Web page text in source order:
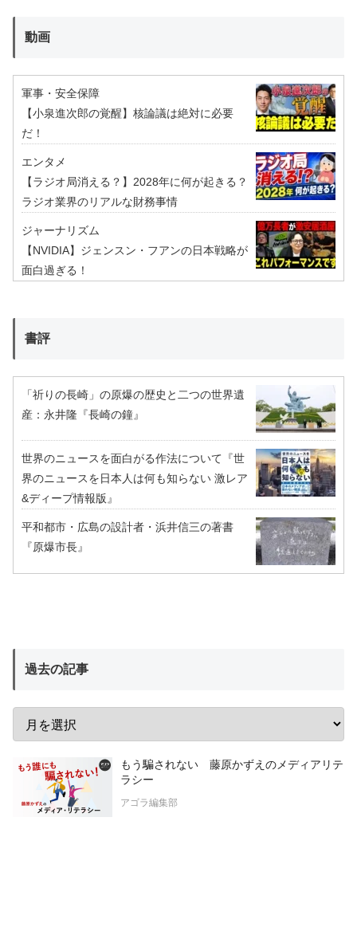
動画
軍事・安全保障
【小泉進次郎の覚醒】核論議は絶対に必要
だ！
エンタメ
【ラジオ局消える？】2028年に何が起きる？
ラジオ業界のリアルな財務事情
ジャーナリズム
【NVIDIA】ジェンスン・フアンの日本戦略が
面白過ぎる！
書評
「祈りの長崎」の原爆の歴史と二つの世界遺
産：永井隆『長崎の鐘』
世界のニュースを面白がる作法について『世
界のニュースを日本人は何も知らない 激レア
&ディープ情報版』
平和都市・広島の設計者・浜井信三の著書
『原爆市長』
過去の記事
もう騙されない 藤原かずえのメディアリテ
ラシー
アゴラ編集部